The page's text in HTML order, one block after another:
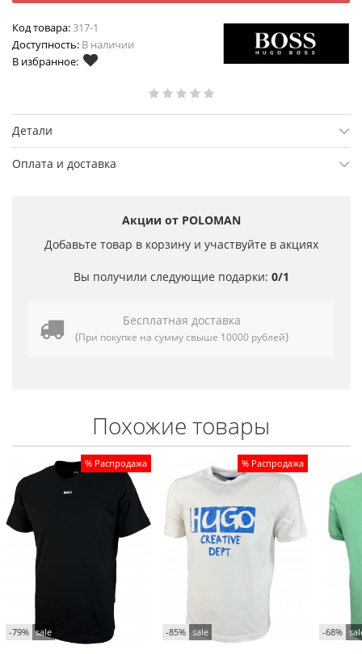
Код товара:317-1
Доступность: В наличии
В избранное:
Детали
Оплата и доставка
Акции от POLOMAN
Добавьте товар в корзину и участвуйте в акциях
Вы получили следующие подарки: 0/1
Бесплатная доставка
(При покупке на сумму свыше 10000 рублей)
Похожие товары
% Распродажа
-79% sale
% Распродажа
-85% sale -68%